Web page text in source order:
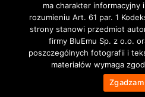
© 2020 BluEmu sp. z o.o.
ma charakter
rozumieniu Art. 61 par. 1
strony stanowi przedmiot
firmy BluEmu Sp. z o.o.
poszczególnych fotografii i
materiałów wymaga